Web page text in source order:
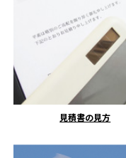
見積書の見方